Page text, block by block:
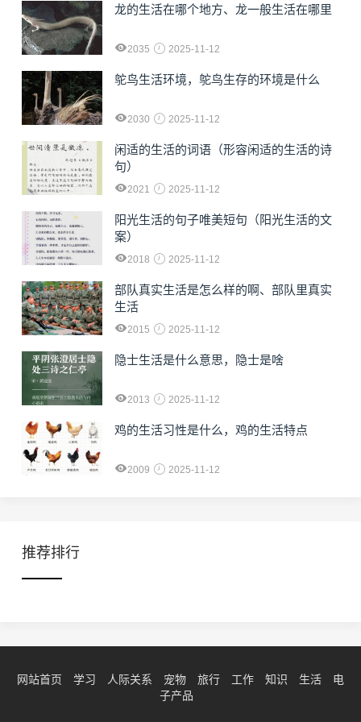
龙的生活在哪个地方、龙一般生活在哪里
2035 2025-11-12
鸵鸟生活环境，鸵鸟生存的环境是什么
2030 2025-11-12
闲适的生活的词语（形容闲适的生活的诗
句）
2021 2025-11-12
阳光生活的句子唯美短句（阳光生活的文
案）
2018 2025-11-12
部队真实生活是怎么样的啊、部队里真实
生活
2015 2025-11-12
隐士生活是什么意思，隐士是啥
2013 2025-11-12
鸡的生活习性是什么，鸡的生活特点
2009 2025-11-12
推荐排行
网站首页 学习 人际关系 宠物 旅行 工作 知识 生活
电
子产品